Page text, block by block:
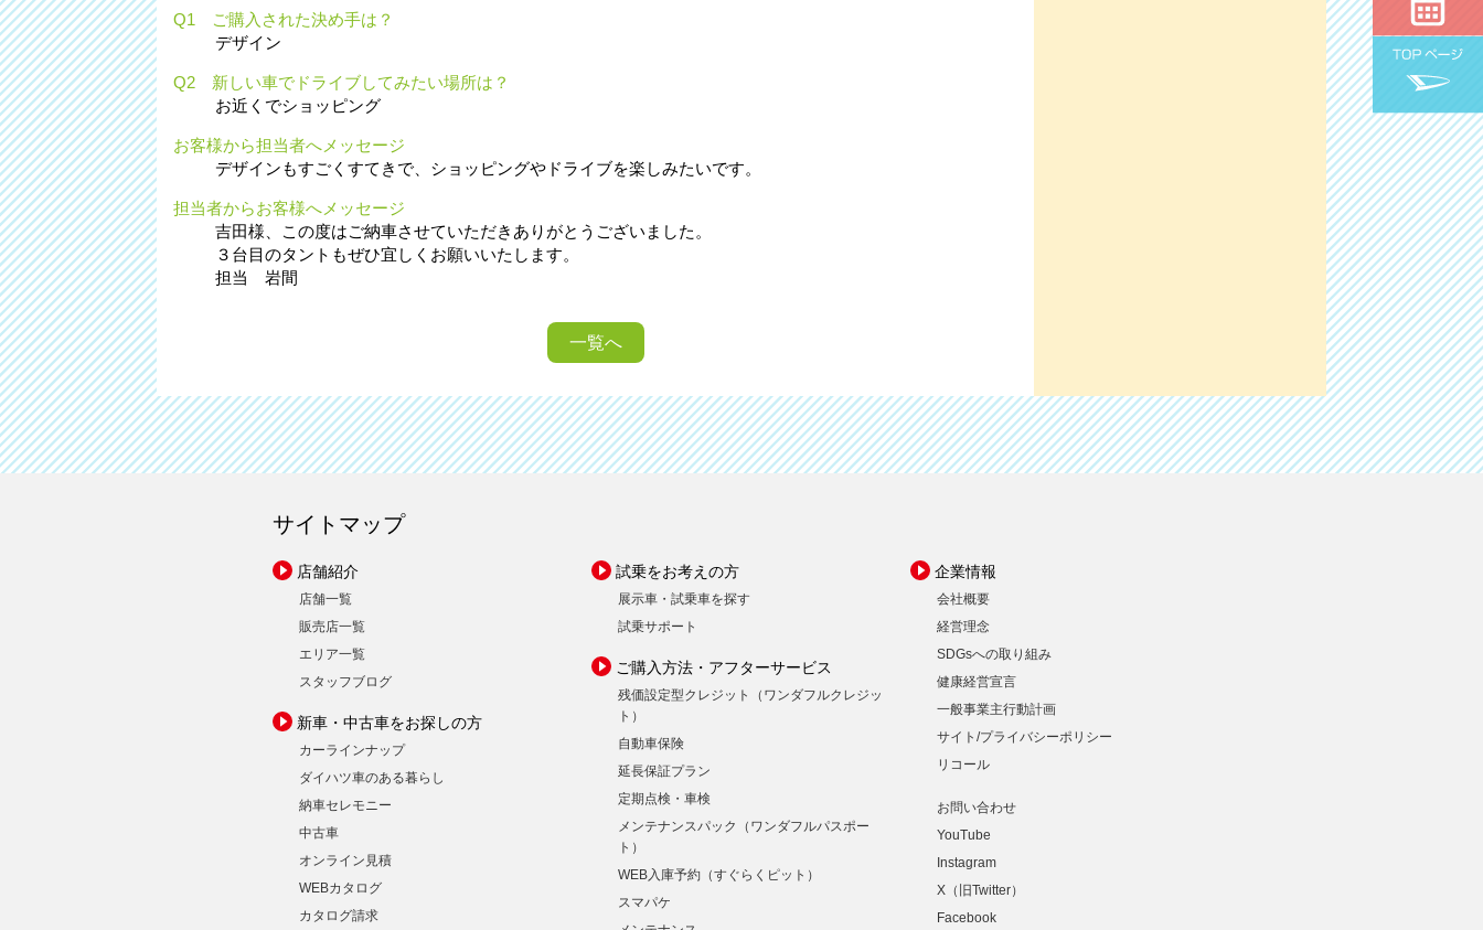
Q1 ご購入された決め手は？
デザイン
Q2 新しい車でドライブしてみたい場所は？
お近くでショッピング
お客様から担当者へメッセージ
デザインもすごくすてきで、ショッピングやドライブを楽しみたいです。
担当者からお客様へメッセージ
吉田様、この度はご納車させていただきありがとうございました。
３台目のタントもぜひ宜しくお願いいたします。
担当 岩間
一覧へ
サイトマップ
店舗紹介
店舗一覧
販売店一覧
エリア一覧
スタッフブログ
新車・中古車をお探しの方
カーラインナップ
ダイハツ車のある暮らし
納車セレモニー
中古車
オンライン見積
WEBカタログ
カタログ請求
試乗をお考えの方
展示車・試乗車を探す
試乗サポート
ご購入方法・アフターサービス
残価設定型クレジット（ワンダフルクレジッ
ト）
自動車保険
延長保証プラン
定期点検・車検
メンテナンスパック（ワンダフルパスポー
ト）
WEB入庫予約（すぐらくピット）
スマパケ
企業情報
会社概要
経営理念
SDGsへの取り組み
健康経営宣言
一般事業主行動計画
サイト/プライバシーポリシー
リコール
お問い合わせ
YouTube
Instagram
X（旧Twitter）
Facebook